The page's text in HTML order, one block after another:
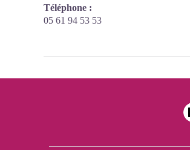
Téléphone :
05 61 94 53 53